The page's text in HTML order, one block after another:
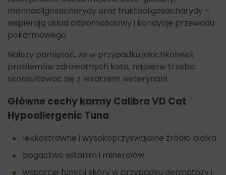
mannooligosacharydy oraz fruktooligosacharydy –
wspierają układ odpornościowy i kondycję przewodu
pokarmowego.
Należy pamiętać, że w przypadku jakichkolwiek
problemów zdrowotnych kota, najpierw trzeba
skonsultować się z lekarzem weterynarii.
Główne cechy karmy Calibra VD Cat
Hypoallergenic Tuna
lekkostrawne i wysokoprzyswajalne źródło białka
bogactwo witamin i minerałów
wsparcie funkcji skóry w przypadku dermatozy i